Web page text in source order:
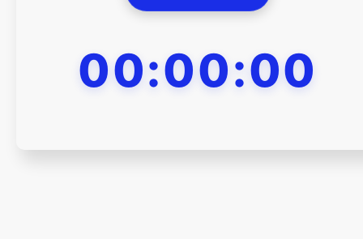
00:00:00